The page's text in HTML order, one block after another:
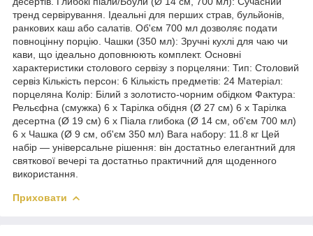
тренд сервірування. Ідеальні для перших страв, бульйонів,
ранкових каш або салатів. Об'єм 700 мл дозволяє подати
повноцінну порцію. Чашки (350 мл): Зручні кухлі для чаю чи
кави, що ідеально доповнюють комплект. Основні
характеристики столового сервізу з порцеляни: Тип: Столовий
сервіз Кількість персон: 6 Кількість предметів: 24 Матеріал:
порцеляна Колір: Білий з золотисто-чорним обідком Фактура:
Рельєфна (смужка) 6 x Тарілка обідня (Ø 27 см) 6 x Тарілка
десертна (Ø 19 см) 6 x Піала глибока (Ø 14 см, об'єм 700 мл)
6 x Чашка (Ø 9 см, об'єм 350 мл) Вага набору: 11.8 кг Цей
набір — універсальне рішення: він достатньо елегантний для
святкової вечері та достатньо практичний для щоденного
використання.
Приховати